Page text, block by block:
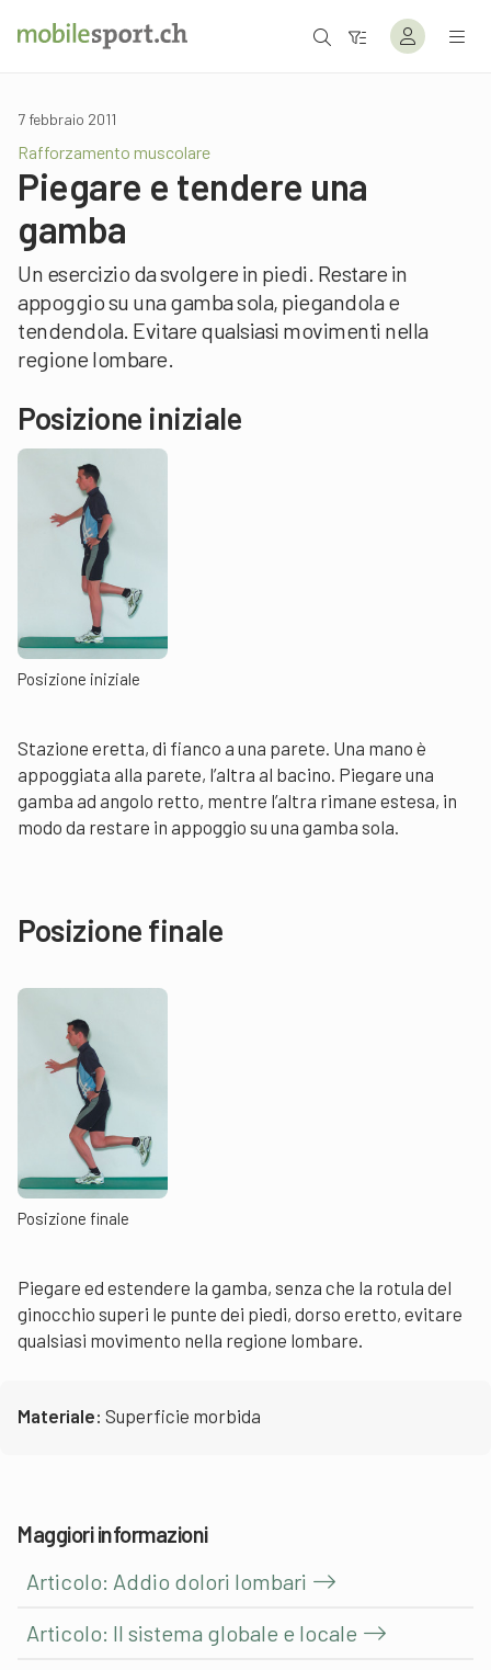
7 febbraio 2011
Rafforzamento muscolare
Piegare e tendere una
gamba
Un esercizio da svolgere in piedi. Restare in
appoggio su una gamba sola, piegandola e
tendendola. Evitare qualsiasi movimenti nella
regione lombare.
Posizione iniziale
Posizione iniziale
Stazione eretta, di fianco a una parete. Una mano è
appoggiata alla parete, l’altra al bacino. Piegare una
gamba ad angolo retto, mentre l’altra rimane estesa, in
modo da restare in appoggio su una gamba sola.
Posizione finale
Posizione finale
Piegare ed estendere la gamba, senza che la rotula del
ginocchio superi le punte dei piedi, dorso eretto, evitare
qualsiasi movimento nella regione lombare.
Materiale: Superficie morbida
Maggiori informazioni
Articolo: Addio dolori lombari
Articolo: Il sistema globale e locale